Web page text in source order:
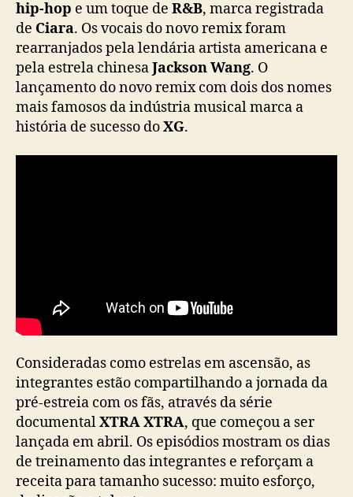
a
d
o
r
e
m
d
”
hip-hop e um toque de R&B, marca registrada
de Ciara. Os vocais do novo remix foram
rearranjados pela lendária artista americana e
pela estrela chinesaJackson Wang. O
lançamento do novo remix com dois dos nomes
mais famosos da indústria musical marca a
história de sucesso doXG.
Consideradas como estrelas em ascensão, as
integrantes estão compartilhando a jornada da
pré-estreia com os fãs, através da série
documentalXTRA XTRA, que começou a ser
lançada em abril. Os episódios mostram os dias
de treinamento das integrantes e reforçam a
receita para tamanho sucesso: muito esforço,